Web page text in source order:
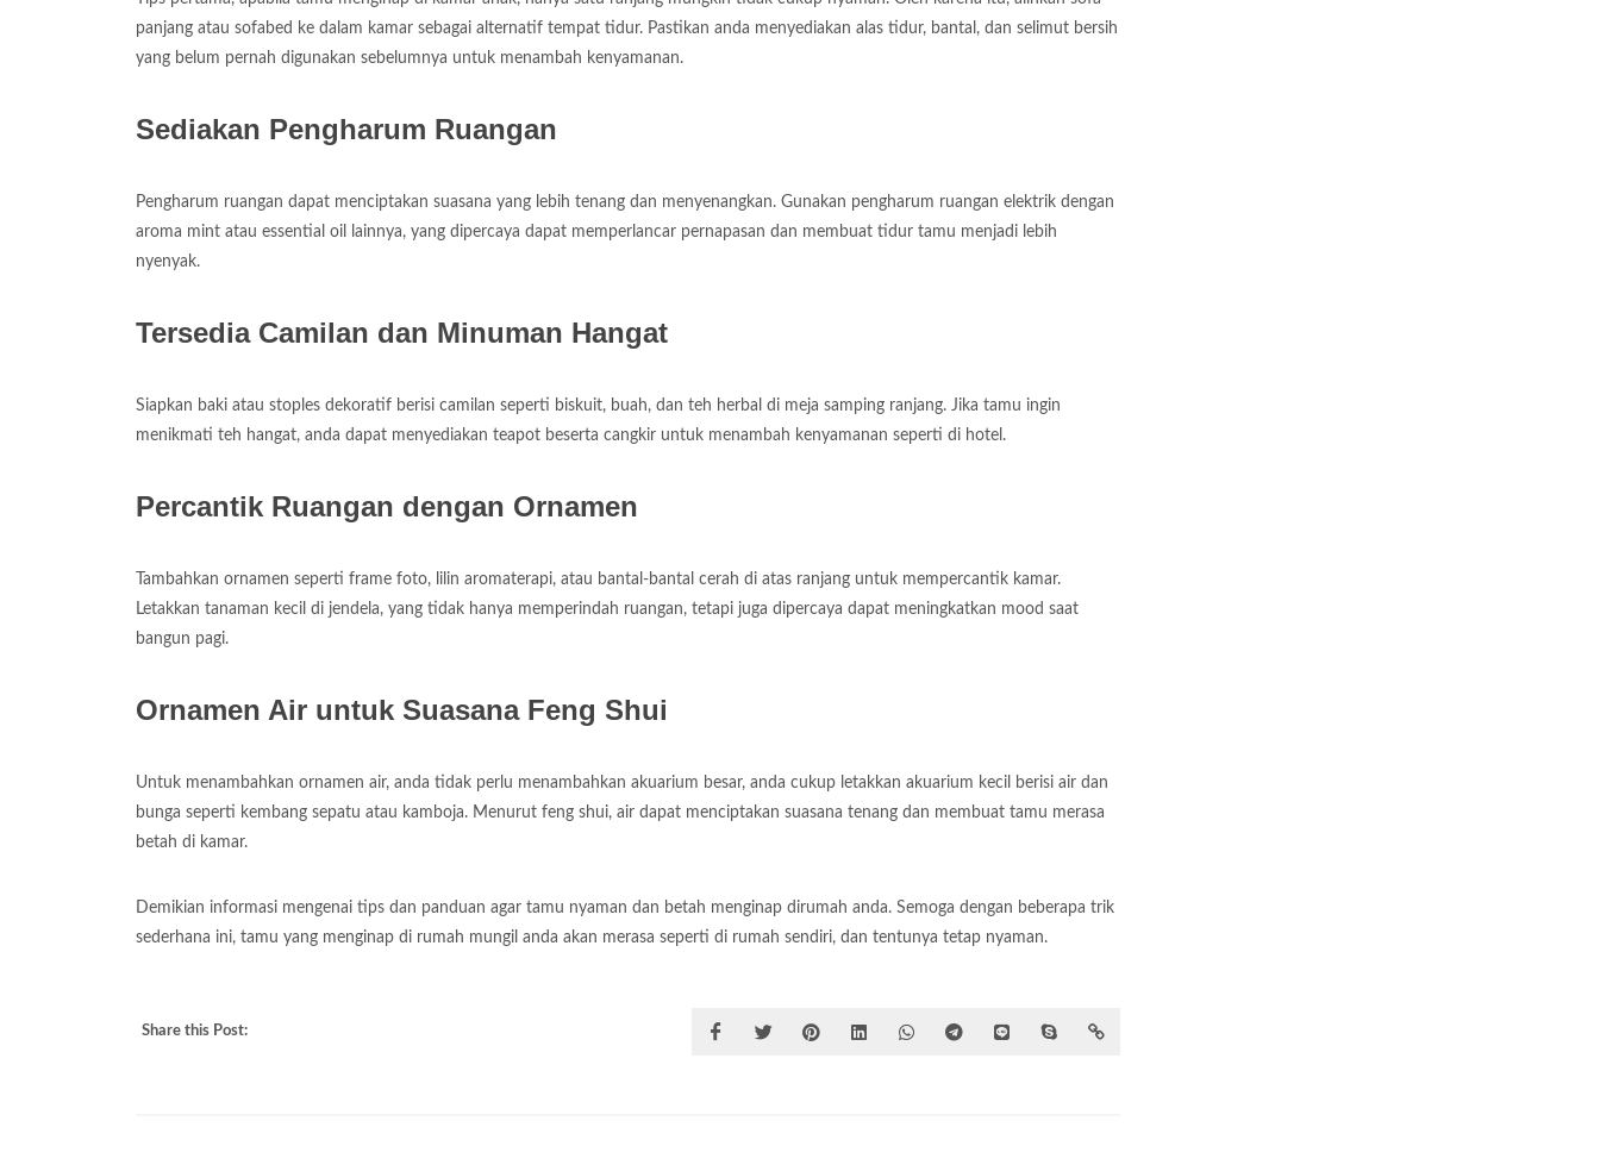
panjang atau sofabed ke dalam kamar sebagai alternatif tempat tidur. Pastikan anda menyediakan alas tidur, bantal, dan selimut bersih
yang belum pernah digunakan sebelumnya untuk menambah kenyamanan.
Sediakan Pengharum Ruangan
Pengharum ruangan dapat menciptakan suasana yang lebih tenang dan menyenangkan. Gunakan pengharum ruangan elektrik dengan
aroma mint atau essential oil lainnya, yang dipercaya dapat memperlancar pernapasan dan membuat tidur tamu menjadi lebih
nyenyak.
Tersedia Camilan dan Minuman Hangat
Siapkan baki atau stoples dekoratif berisi camilan seperti biskuit, buah, dan teh herbal di meja samping ranjang. Jika tamu ingin
menikmati teh hangat, anda dapat menyediakan teapot beserta cangkir untuk menambah kenyamanan seperti di hotel.
Percantik Ruangan dengan Ornamen
Tambahkan ornamen seperti frame foto, lilin aromaterapi, atau bantal-bantal cerah di atas ranjang untuk mempercantik kamar.
Letakkan tanaman kecil di jendela, yang tidak hanya memperindah ruangan, tetapi juga dipercaya dapat meningkatkan mood saat
bangun pagi.
Ornamen Air untuk Suasana Feng Shui
Untuk menambahkan ornamen air, anda tidak perlu menambahkan akuarium besar, anda cukup letakkan akuarium kecil berisi air dan
bunga seperti kembang sepatu atau kamboja. Menurut feng shui, air dapat menciptakan suasana tenang dan membuat tamu merasa
betah di kamar.
Demikian informasi mengenai tips dan panduan agar tamu nyaman dan betah menginap dirumah anda. Semoga dengan beberapa trik
sederhana ini, tamu yang menginap di rumah mungil anda akan merasa seperti di rumah sendiri, dan tentunya tetap nyaman.
Share this Post: